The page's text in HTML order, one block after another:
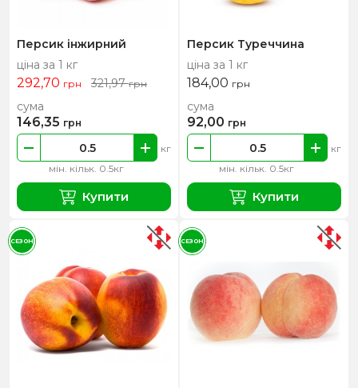
Персик інжирний
ціна за 1 кг
292,70 грн 321,97грн
мін. кільк. 0.5кг
кг
сума
146,35 грн
Купити
Персик Туреччина
ціна за 1 кг
184,00 грн
мін. кільк. 0.5кг
кг
сума
92,00 грн
Купити
СЕЗОН СЕЗОН